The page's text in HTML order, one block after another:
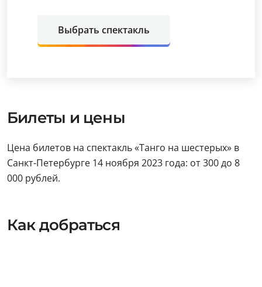
Выбрать спектакль
Билеты и цены
Цена билетов на спектакль «Танго на шестерых» в
Санкт-Петербурге 14 ноября 2023 года: от 300 до 8
000 рублей.
Как добраться